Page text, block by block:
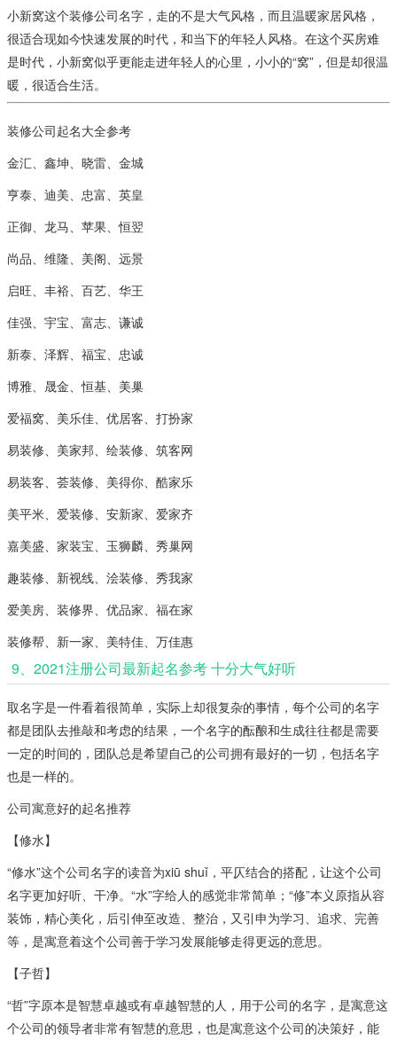
小新窝这个装修公司名字，走的不是大气风格，而且温暖家居风格，
很适合现如今快速发展的时代，和当下的年轻人风格。在这个买房难
是时代，小新窝似乎更能走进年轻人的心里，小小的“窝”，但是却很温
暖，很适合生活。
装修公司起名大全参考
金汇、鑫坤、晓雷、金城
亨泰、迪美、忠富、英皇
正御、龙马、苹果、恒翌
尚品、维隆、美阁、远景
启旺、丰裕、百艺、华王
佳强、宇宝、富志、谦诚
新泰、泽辉、福宝、忠诚
博雅、晟金、恒基、美巢
爱福窝、美乐佳、优居客、打扮家
易装修、美家邦、绘装修、筑客网
易装客、荟装修、美得你、酷家乐
美平米、爱装修、安新家、爱家齐
嘉美盛、家装宝、玉狮麟、秀巢网
趣装修、新视线、浍装修、秀我家
爱美房、装修界、优品家、福在家
装修帮、新一家、美特佳、万佳惠
9、2021注册公司最新起名参考 十分大气好听
取名字是一件看着很简单，实际上却很复杂的事情，每个公司的名字
都是团队去推敲和考虑的结果，一个名字的酝酿和生成往往都是需要
一定的时间的，团队总是希望自己的公司拥有最好的一切，包括名字
也是一样的。
公司寓意好的起名推荐
【修水】
“修水”这个公司名字的读音为xiū shuǐ，平仄结合的搭配，让这个公司
名字更加好听、干净。“水”字给人的感觉非常简单；“修”本义原指从容
装饰，精心美化，后引伸至改造、整治，又引申为学习、追求、完善
等，是寓意着这个公司善于学习发展能够走得更远的意思。
【子哲】
“哲”字原本是智慧卓越或有卓越智慧的人，用于公司的名字，是寓意这
个公司的领导者非常有智慧的意思，也是寓意这个公司的决策好，能